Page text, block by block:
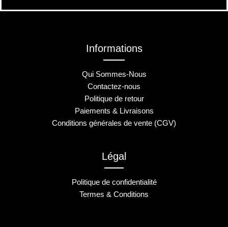
Informations
Qui Sommes-Nous
Contactez-nous
Politique de retour
Paiements & Livraisons
Conditions générales de vente (CGV)
Légal
Politique de confidentialité
Termes & Conditions